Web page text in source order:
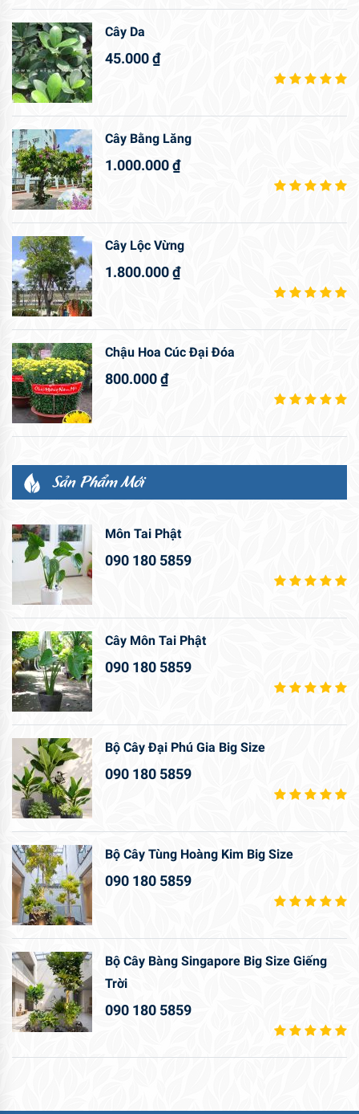
Cây Da
45.000₫
Cây Bằng Lăng
1.000.000₫
Cây Lộc Vừng
1.800.000₫
Chậu Hoa Cúc Đại Đóa
800.000₫
Sản Phẩm Mới
Môn Tai Phật
090 180 5859
Cây Môn Tai Phật
090 180 5859
Bộ Cây Đại Phú Gia Big Size
090 180 5859
Bộ Cây Tùng Hoàng Kim Big Size
090 180 5859
Bộ Cây Bàng Singapore Big Size Giếng
Trời
090 180 5859